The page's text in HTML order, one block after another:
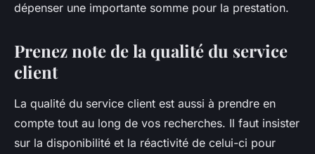
dépenser une importante somme pour la prestation.
Prenez note de la qualité du service
client
La qualité du service client est aussi à prendre en
compte tout au long de vos recherches. Il faut insister
sur la disponibilité et la réactivité de celui-ci pour